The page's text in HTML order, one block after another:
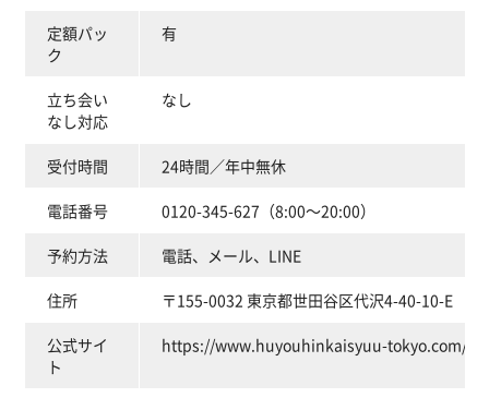
定額パッ
ク
有
立ち会い
なし対応
なし
受付時間 24時間／年中無休
電話番号 0120-345-627（8:00～20:00）
予約方法 電話、メール、LINE
住所 〒155-0032 東京都世田谷区代沢4-40-10-E
公式サイ
ト
https://www.huyouhinkaisyuu-tokyo.com/